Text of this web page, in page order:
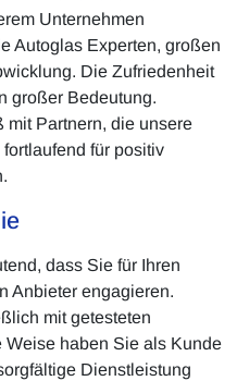
Unternehmen
Autoglas Experten, großen
Die Zufriedenheit
großer Bedeutung.
Partnern, die unsere
für positiv
dass Sie für Ihren
Anbieter engagieren.
mit getesteten
Weise haben Sie als Kunde
Dienstleistung